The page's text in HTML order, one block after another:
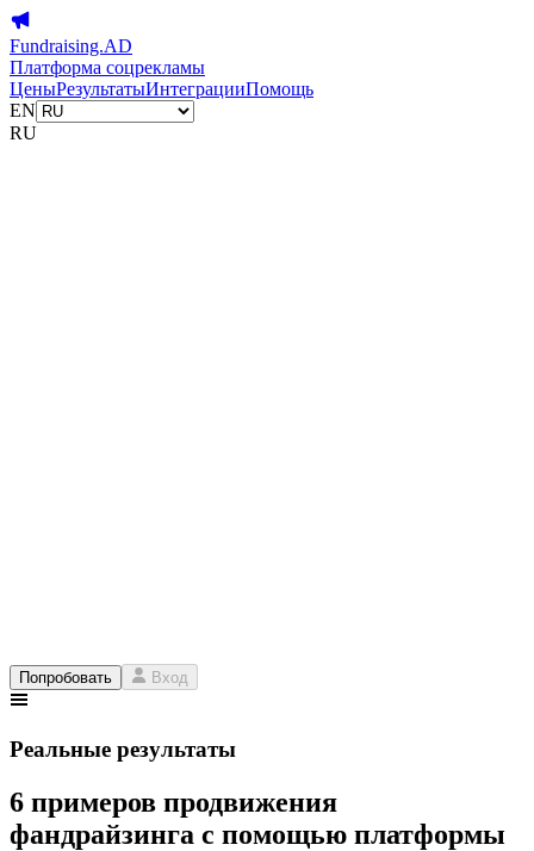
Fundraising.AD
Платформа соцрекламы
ЦеныРезультатыИнтеграцииПомощь
EN
RU
Попробовать Вход
Реальные результаты
6 примеров продвижения
фандрайзинга с помощью платформы